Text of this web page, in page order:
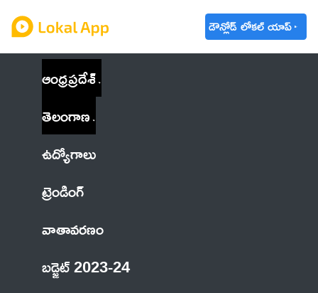
డౌన్లోడ్ లోకల్ యాప్
ఆంధ్రప్రదేశ్
తెలంగాణ
ఉద్యోగాలు
ట్రెండింగ్
వాతావరణం
బడ్జెట్ 2023-24